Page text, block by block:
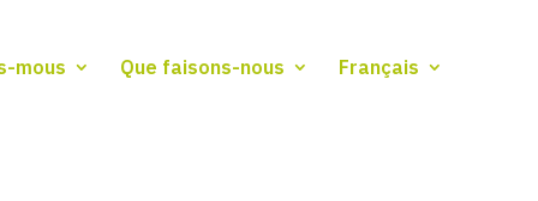
mous Que faisons-nous Français